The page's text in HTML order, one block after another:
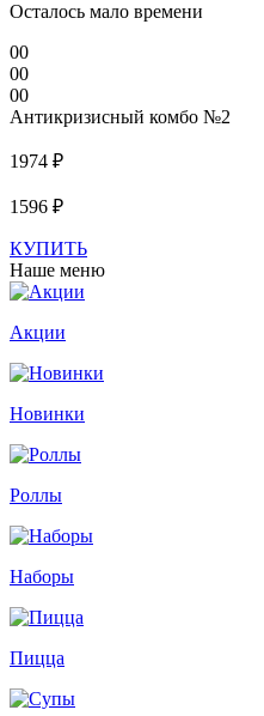
Осталось мало времени
00
00
00
Антикризисный комбо №2
1974 ₽
1596 ₽
КУПИТЬ
Наше меню
Акции
Новинки
Роллы
Наборы
Пицца